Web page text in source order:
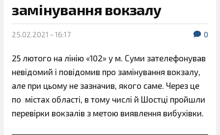
замінування вокзалу
25.02.2021 - 16:17 0
25 лютого на лінію «102» у м. Суми зателефонував
невідомий і повідомив про замінування вокзалу,
але при цьому не зазначив, якого саме. Через це
по містах області, в тому числі й Шостці пройшли
перевірки вокзалів з метою виявлення вибухівки.